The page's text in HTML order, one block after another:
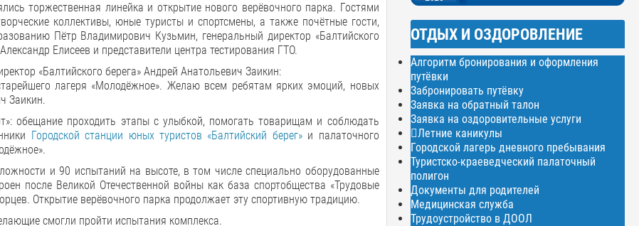
торжественная линейка и открытие нового верёвочного парка. Гостями
коллективы, юные туристы и спортсмены, а также почётные гости,
Пётр Владимирович Кузьмин, генеральный директор «Балтийского
Елисеев и представители центра тестирования ГТО.
«Балтийского берега» Андрей Анатольевич Заикин:
лагеря «Молодёжное». Желаю всем ребятам ярких эмоций, новых
Заикин.
обещание проходить этапы с улыбкой, помогать товарищам и соблюдать
Городской станции юных туристов «Балтийский берег»и палаточного
и 90 испытаний на высоте, в том числе специально оборудованные
после Великой Отечественной войны как база спортобщества «Трудовые
Открытие верёвочного парка продолжает эту спортивную традицию.
смогли пройти испытания комплекса.
ОТДЫХ И ОЗДОРОВЛЕНИЕ
Алгоритм бронирования и оформления
путёвки
Забронировать путёвку
Заявка на обратный талон
Заявка на оздоровительные услуги
Летние каникулы
Городской лагерь дневного пребывания
Туристско-краеведческий палаточный
полигон
Документы для родителей
Медицинская служба
Трудоустройство в ДООЛ